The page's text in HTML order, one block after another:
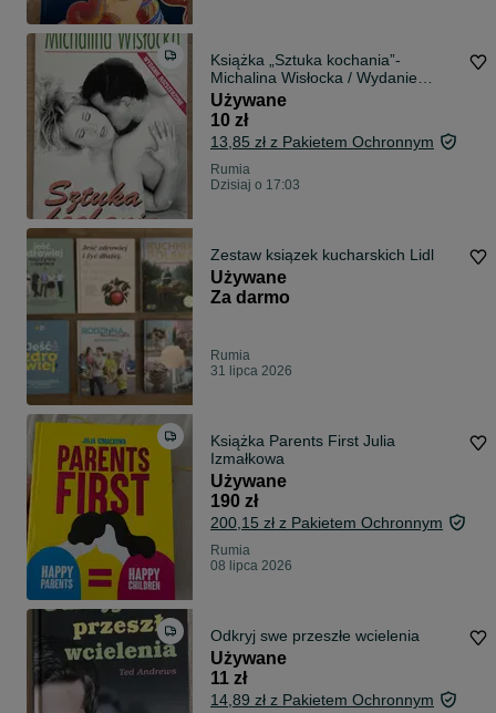
Książka „Sztuka kochania”-
Michalina Wisłocka / Wydanie
rozszerzone
Używane
10 zł
13,85 zł z Pakietem Ochronnym
Rumia
Dzisiaj o 17:03
Zestaw ksiązek kucharskich Lidl
Używane
Za darmo
Rumia
31 lipca 2026
Książka Parents First Julia
Izmałkowa
Używane
190 zł
200,15 zł z Pakietem Ochronnym
Rumia
08 lipca 2026
Odkryj swe przeszłe wcielenia
Używane
11 zł
14,89 zł z Pakietem Ochronnym